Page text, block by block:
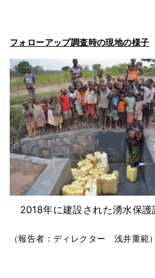
フォローアップ調査時の現地の様子
2018年に建設された湧水保
（報告者：ディレクター 浅井重範）